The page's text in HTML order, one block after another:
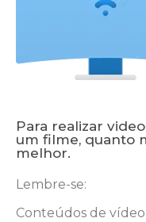
Para realizar
um filme, quanto
melhor.
Lembre-se:
Conteúdos de